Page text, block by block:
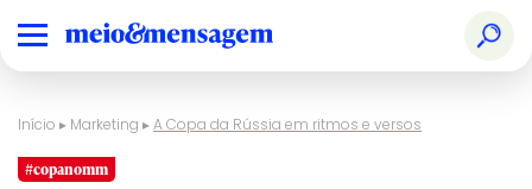
Início ▸ Marketing ▸A Copa da Rússia em ritmos e versos
#copanomm